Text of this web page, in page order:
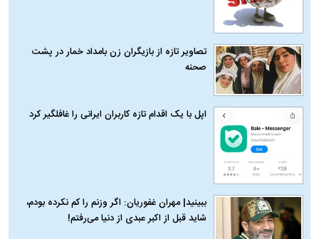
تصاویر تازه از بازیگران زن بامداد خمار در پشت
صحنه
اپل با یک اقدام تازه کاربران ایرانی را غافلگیر کرد
ببینید| مهران غفوریان: اگر وزنم را کم نکرده بودم،
شاید قبل از اکبر عبدی از دنیا می‌رفتم!